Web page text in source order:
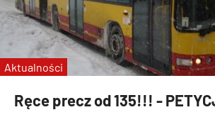
Ręce precz od 135!!! -
Aktualności